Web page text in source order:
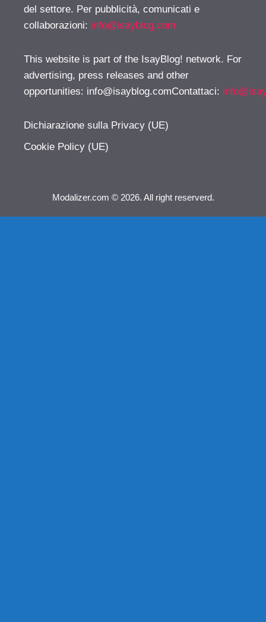
del settore. Per pubblicità, comunicati e
collaborazioni: info@isayblog.com
This website is part of the IsayBlog! network. For
advertising, press releases and other
opportunities: info@isayblog.comContattaci:
Dichiarazione sulla Privacy (UE)
Cookie Policy (UE)
Modalizer.com © 2026. All right reserverd.